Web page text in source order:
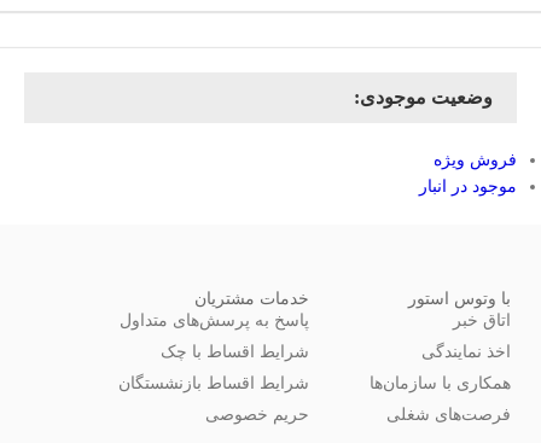
وضعیت موجودی:
فروش ویژه
موجود در انبار
با وتوس استور
اتاق خبر
اخذ نمایندگی
همکاری با سازمان‌ها
فرصت‌های شغلی
خدمات مشتریان
پاسخ به پرسش‌های متداول
شرایط اقساط با چک
شرایط اقساط بازنشستگان
حریم خصوصی